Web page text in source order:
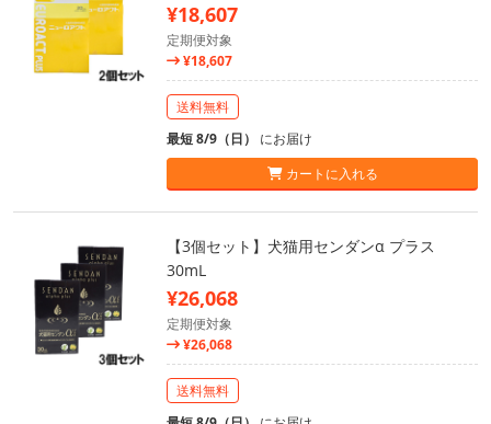
¥18,607
定期便対象
¥18,607
送料無料
最短 8/9（日） にお届け
カートに入れる
【3個セット】犬猫用センダンα プラス
30mL
¥26,068
定期便対象
¥26,068
送料無料